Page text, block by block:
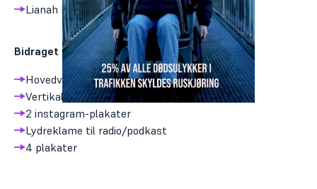
Lianah Nilsen
Bidraget består av:
Hovedvideo
Vertikal video
2 instagram-plakater
Lydreklame til radio/podkast
4 plakater